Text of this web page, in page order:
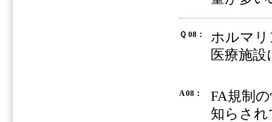
Ｑ 08：
ホルマ
医療施
A 08：
FA規制
知らされ